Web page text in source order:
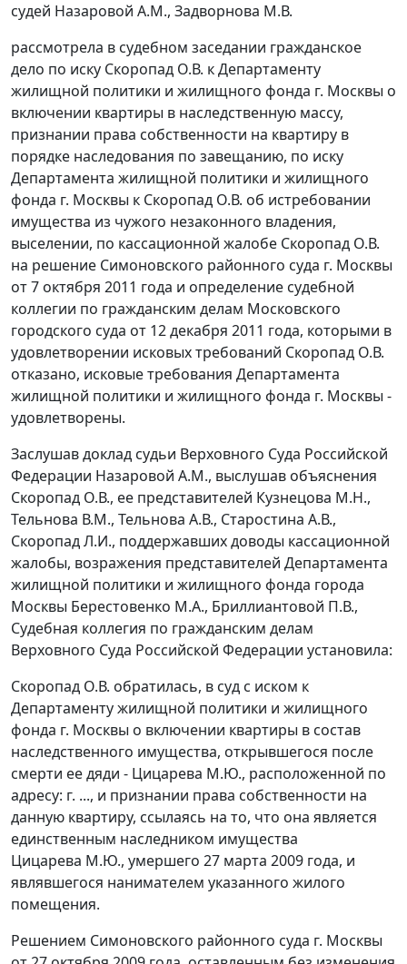
судей Назаровой А.М., Задворнова М.В.
рассмотрела в судебном заседании гражданское
дело по иску Скоропад О.В. к Департаменту
жилищной политики и жилищного фонда г. Москвы о
включении квартиры в наследственную массу,
признании права собственности на квартиру в
порядке наследования по завещанию, по иску
Департамента жилищной политики и жилищного
фонда г. Москвы к Скоропад О.В. об истребовании
имущества из чужого незаконного владения,
выселении, по кассационной жалобе Скоропад О.В.
на решение Симоновского районного суда г. Москвы
от 7 октября 2011 года и определение судебной
коллегии по гражданским делам Московского
городского суда от 12 декабря 2011 года, которыми в
удовлетворении исковых требований Скоропад О.В.
отказано, исковые требования Департамента
жилищной политики и жилищного фонда г. Москвы -
удовлетворены.
Заслушав доклад судьи Верховного Суда Российской
Федерации Назаровой А.М., выслушав объяснения
Скоропад О.В., ее представителей Кузнецова М.Н.,
Тельнова В.М., Тельнова А.В., Старостина А.В.,
Скоропад Л.И., поддержавших доводы кассационной
жалобы, возражения представителей Департамента
жилищной политики и жилищного фонда города
Москвы Берестовенко М.А., Бриллиантовой П.В.,
Судебная коллегия по гражданским делам
Верховного Суда Российской Федерации установила:
Скоропад О.В. обратилась, в суд с иском к
Департаменту жилищной политики и жилищного
фонда г. Москвы о включении квартиры в состав
наследственного имущества, открывшегося после
смерти ее дяди - Цицарева М.Ю., расположенной по
адресу: г. ..., и признании права собственности на
данную квартиру, ссылаясь на то, что она является
единственным наследником имущества
Цицарева М.Ю., умершего 27 марта 2009 года, и
являвшегося нанимателем указанного жилого
помещения.
Решением Симоновского районного суда г. Москвы